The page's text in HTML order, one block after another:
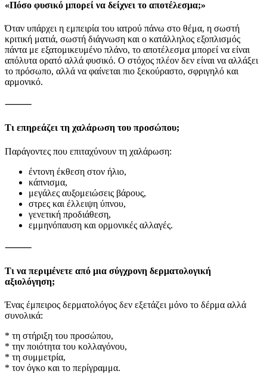
«Πόσο φυσικό μπορεί να δείχνει το αποτέλεσμα;»
Όταν υπάρχει η εμπειρία του ιατρού πάνω στο θέμα, η σωστή
κριτική ματιά, σωστή διάγνωση και ο κατάλληλος εξοπλισμός
πάντα με εξατομικευμένο πλάνο, το αποτέλεσμα μπορεί να είναι
απόλυτα ορατό αλλά φυσικό. Ο στόχος πλέον δεν είναι να αλλάξει
το πρόσωπο, αλλά να φαίνεται πιο ξεκούραστο, σφριγηλό και
αρμονικό.
⸻
Τι επηρεάζει τη χαλάρωση του προσώπου;
Παράγοντες που επιταχύνουν τη χαλάρωση:
έντονη έκθεση στον ήλιο,
κάπνισμα,
μεγάλες αυξομειώσεις βάρους,
στρες και έλλειψη ύπνου,
γενετική προδιάθεση,
εμμηνόπαυση και ορμονικές αλλαγές.
⸻
Τι να περιμένετε από μια σύγχρονη δερματολογική
αξιολόγηση;
Ένας έμπειρος δερματολόγος δεν εξετάζει μόνο το δέρμα αλλά
συνολικά:
* τη στήριξη του προσώπου,
* την ποιότητα του κολλαγόνου,
* τη συμμετρία,
* τον όγκο και το περίγραμμα.